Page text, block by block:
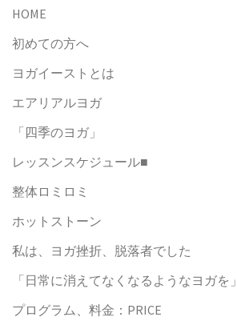
HOME
初めての方へ
ヨガイーストとは
エアリアルヨガ
「四季のヨガ」
レッスンスケジュール■
整体ロミロミ
ホットストーン
私は、ヨガ挫折、脱落者でした
「日常に消えてなくなるようなヨガを」
プログラム、料金：PRICE